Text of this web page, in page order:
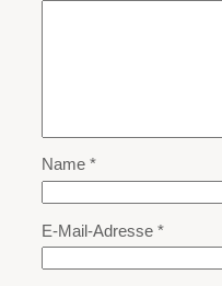
Name *
E-Mail-Adresse *